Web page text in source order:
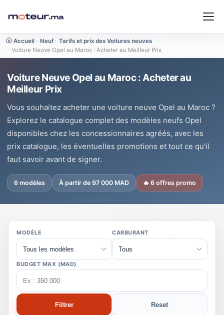
Accueil › Neuf › Tarifs et prix des Voitures neuves
› Voiture Neuve Opel au Maroc : Acheter au Meilleur Prix
Voiture Neuve Opel au Maroc : Acheter au
Meilleur Prix
Vous souhaitez acheter une voiture neuve Opel au Maroc ?
Explorez le catalogue complet des modèles neufs Opel
disponibles chez les concessionnaires agréés, avec les
prix catalogue, les éventuelles promotions et tout ce qu'il
faut savoir avant de signer.
6 modèles À partir de 97 000 MAD 🔥 6 offres promo
MODÈLE CARBURANT
BUDGET MAX (MAD)
Filtrer Reset